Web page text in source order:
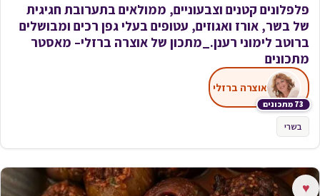
פלפלונים קטנים וצבעוניים, ממולאים בתערובת חגיגית
של בשר, אורז ואגוזים, עטופים בעלי גפן רכים ומבושלים
ברוטב לימוני רענן._מתכון של אוצרה ברזלי– מאסטר
מתכונים
73 מתכונים
אוצרה ברזלי
בשרי
♥